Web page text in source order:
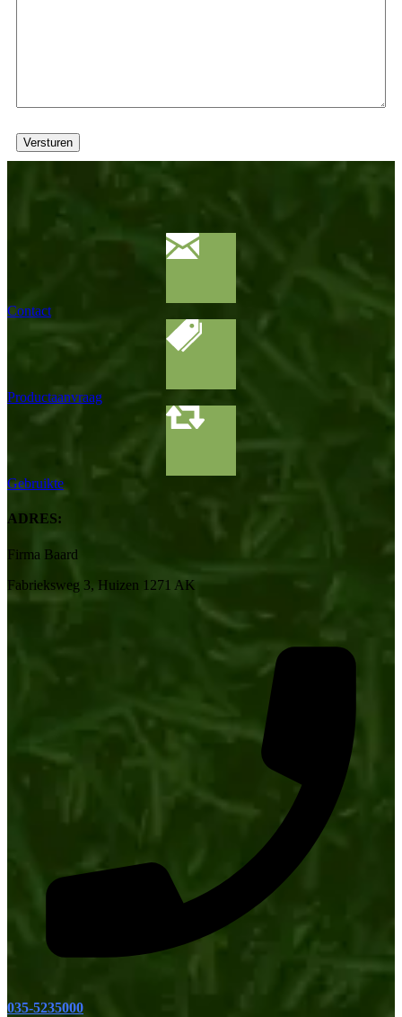
Versturen
Contact
Productaanvraag
Gebruikte
ADRES:
Firma Baard
Fabrieksweg 3, Huizen 1271 AK
035-5235000